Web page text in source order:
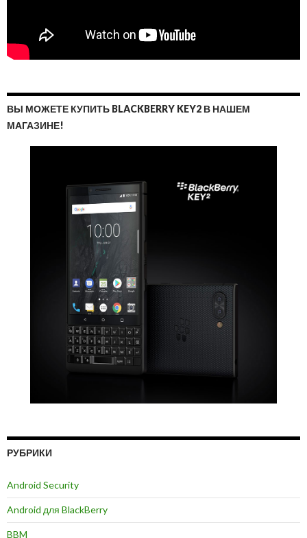
ВЫ МОЖЕТЕ КУПИТЬ BLACKBERRY KEY2 В НАШЕМ
МАГАЗИНЕ!
РУБРИКИ
Android Security
Android для BlackBerry
BBM